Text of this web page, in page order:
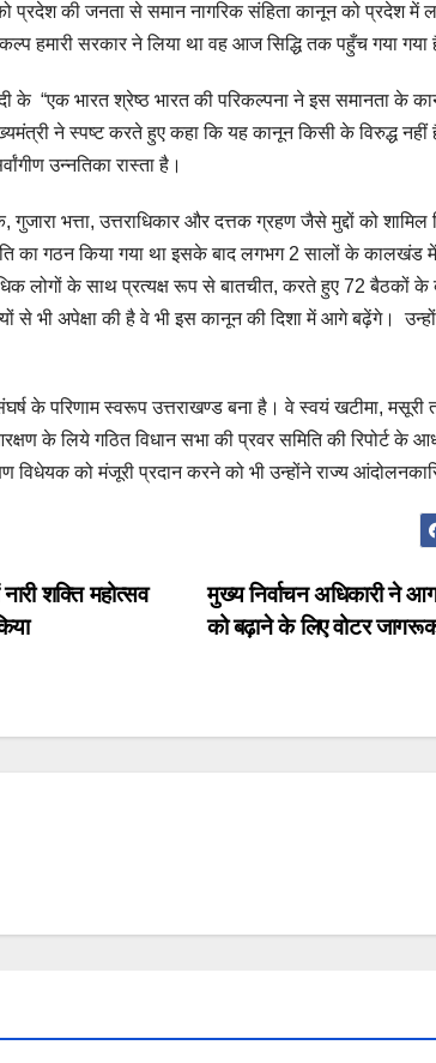
प्रदेश की जनता से समान नागरिक संहिता कानून को प्रदेश में
हमारी सरकार ने लिया था वह आज सिद्धि तक पहुँच गया गया
के “एक भारत श्रेष्ठ भारत की परिकल्पना ने इस समानता के
ने स्पष्ट करते हुए कहा कि यह कानून किसी के विरुद्ध
उन्नतिका रास्ता है।
भत्ता, उत्तराधिकार और दत्तक ग्रहण जैसे मुद्दों को
का गठन किया गया था इसके बाद लगभग 2 सालों के कालखंड
लोगों के साथ प्रत्यक्ष रूप से बातचीत, करते हुए 72 बैठकों के
से भी अपेक्षा की है वे भी इस कानून की दिशा में आगे बढ़ेंगे।
के परिणाम स्वरूप उत्तराखण्ड बना है। वे स्वयं खटीमा, मसूरी
के लिये गठित विधान सभा की प्रवर समिति की रिपोर्ट के
को मंजूरी प्रदान करने को भी उन्होंने राज्य
मुख्य निर्वाचन अधिकारी ने
को बढ़ाने के लिए वोटर
शक्ति महोत्सव